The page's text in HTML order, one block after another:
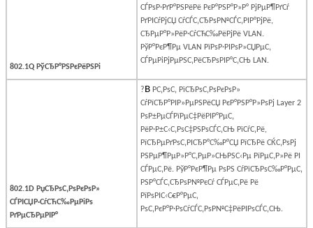
802.1Q РўСЂР°РЅРєРёРЅРі
СЃРѕР·РґР°РЅРёРё РєР°РЅР°Р»Р° РјРµР¶РґСѓ
РґРІСѓРјСЏ СѓСЃС‚СЂРѕР№СЃС‚РІР°РјРё,
СЂРµР°Р»РёР·СѓСЋС‰РёРјРё VLAN.
РўР°РєР¶Рµ VLAN РїРѕР·РІРѕР»СЏРµС‚
СЃРµРіРјРµРЅС‚РёСЂРѕРІР°С‚СЊ LAN.
802.1D РџСЂРѕС‚РѕРєРѕР»
СЃРІСЏР·СѓСЋС‰РµРіРѕ
РґРµСЂРµРІР°
?В Р­С‚РѕС‚ РїСЂРѕС‚РѕРєРѕР»
СѓРїСЂР°РІР»РµРЅРёСЏ РєР°РЅР°Р»РѕРј Layer 2
РѕР±РµСЃРїРµС‡РёРІР°РµС‚
РёР·Р±С‹С‚РѕС‡РЅРѕСЃС‚СЊ РїСѓС‚Рё,
РїСЂРµРґРѕС‚РІСЂР°С‰Р°СЏ РїСЂРё СЌС‚РѕРј
РЅРµР¶РµР»Р°С‚РµР»СЊРЅС‹Рµ РїРµС‚Р»Рё РІ
СЃРµС‚Рё. РўР°РєР¶Рµ РѕРЅ СѓРїСЂРѕС‰Р°РµС‚
РЅР°СЃС‚СЂРѕР№РєСѓ СЃРµС‚Рё Рё
РїРѕРІС‹С€Р°РµС‚
РѕС‚РєР°Р·РѕСѓСЃС‚РѕР№С‡РёРІРѕСЃС‚СЊ.